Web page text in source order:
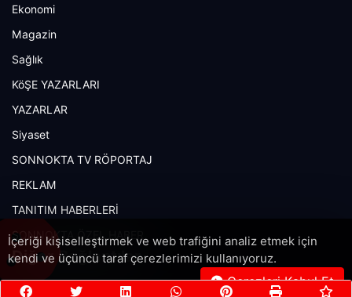
Ekonomi
Magazin
Sağlık
KöŞE YAZARLARI
YAZARLAR
Siyaset
SONNOKTA TV RÖPORTAJ
REKLAM
TANITIM HABERLERİ
SONNOKTA ÖZEL HABER
Diğer Bağlantılar
İçeriği kişiselleştirmek ve web trafiğini analiz etmek için
kendi ve üçüncü taraf çerezlerimizi kullanıyoruz.
Çerezleri Kabul Et